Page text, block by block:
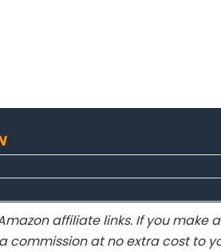
affiliate links. If you make
commission at no extra cost to